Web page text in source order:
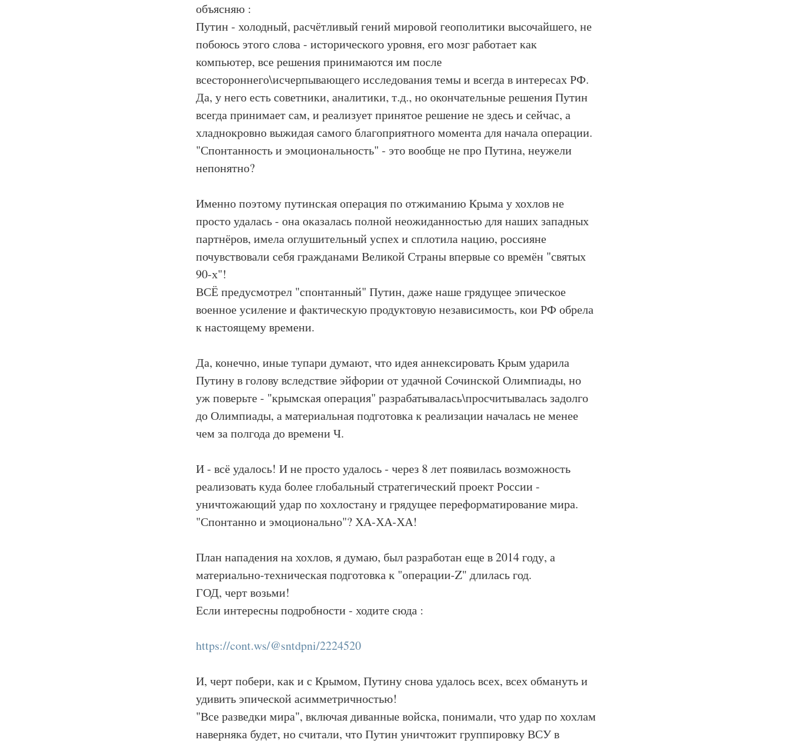
объясняю :
Путин - холодный, расчётливый гений мировой геополитики высочайшего, не
побоюсь этого слова - исторического уровня, его мозг работает как
компьютер, все решения принимаются им после
всестороннего\исчерпывающего исследования темы и всегда в интересах РФ.
Да, у него есть советники, аналитики, т.д., но окончательные решения Путин
всегда принимает сам, и реализует принятое решение не здесь и сейчас, а
хладнокровно выжидая самого благоприятного момента для начала операции.
"Спонтанность и эмоциональность" - это вообще не про Путина, неужели
непонятно?
Именно поэтому путинская операция по отжиманию Крыма у хохлов не
просто удалась - она оказалась полной неожиданностью для наших западных
партнёров, имела оглушительный успех и сплотила нацию, россияне
почувствовали себя гражданами Великой Страны впервые со времён "святых
90-х"!
ВСЁ предусмотрел "спонтанный" Путин, даже наше грядущее эпическое
военное усиление и фактическую продуктовую независимость, кои РФ обрела
к настоящему времени.
Да, конечно, иные тупари думают, что идея аннексировать Крым ударила
Путину в голову вследствие эйфории от удачной Сочинской Олимпиады, но
уж поверьте - "крымская операция" разрабатывалась\просчитывалась задолго
до Олимпиады, а материальная подготовка к реализации началась не менее
чем за полгода до времени Ч.
И - всё удалось! И не просто удалось - через 8 лет появилась возможность
реализовать куда более глобальный стратегический проект России -
уничтожающий удар по хохлостану и грядущее переформатирование мира.
"Спонтанно и эмоционально"? ХА-ХА-ХА!
План нападения на хохлов, я думаю, был разработан еще в 2014 году, а
материально-техническая подготовка к "операции-Z" длилась год.
ГОД, черт возьми!
Если интересны подробности - ходите сюда :
https://cont.ws/@sntdpni/2224520
И, черт побери, как и с Крымом, Путину снова удалось всех, всех обмануть и
удивить эпической асимметричностью!
"Все разведки мира", включая диванные войска, понимали, что удар по хохлам
наверняка будет, но считали, что Путин уничтожит группировку ВСУ в